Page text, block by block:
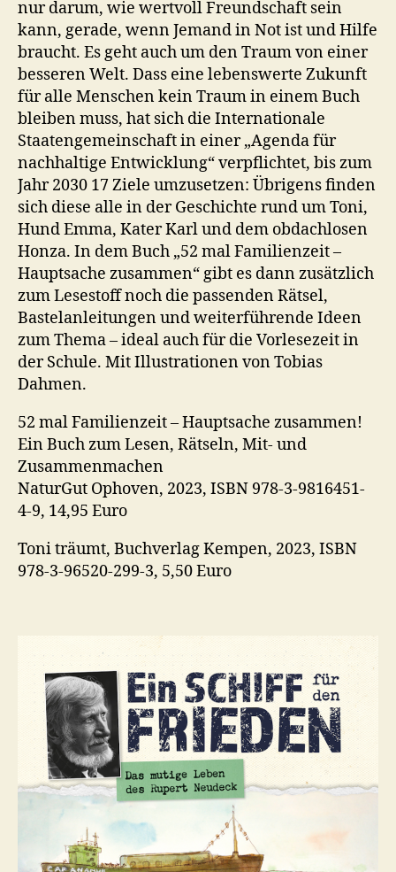
nur darum, wie wertvoll Freundschaft sein
kann, gerade, wenn Jemand in Not ist und Hilfe
braucht. Es geht auch um den Traum von einer
besseren Welt. Dass eine lebenswerte Zukunft
für alle Menschen kein Traum in einem Buch
bleiben muss, hat sich die Internationale
Staatengemeinschaft in einer „Agenda für
nachhaltige Entwicklung“ verpflichtet, bis zum
Jahr 2030 17 Ziele umzusetzen: Übrigens finden
sich diese alle in der Geschichte rund um Toni,
Hund Emma, Kater Karl und dem obdachlosen
Honza. In dem Buch „52 mal Familienzeit –
Hauptsache zusammen“ gibt es dann zusätzlich
zum Lesestoff noch die passenden Rätsel,
Bastelanleitungen und weiterführende Ideen
zum Thema – ideal auch für die Vorlesezeit in
der Schule. Mit Illustrationen von Tobias
Dahmen.
52 mal Familienzeit – Hauptsache zusammen!
Ein Buch zum Lesen, Rätseln, Mit- und
Zusammenmachen
NaturGut Ophoven, 2023, ISBN 978-3-9816451-
4-9, 14,95 Euro
Toni träumt, Buchverlag Kempen, 2023, ISBN
978-3-96520-299-3, 5,50 Euro